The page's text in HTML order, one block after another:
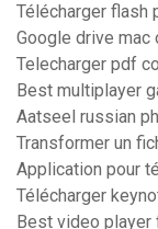
Télécharger flash
Google drive mac
Telecharger pdf
Best multiplayer
Aatseel russian
Transformer un
Application pour
Télécharger
Best video